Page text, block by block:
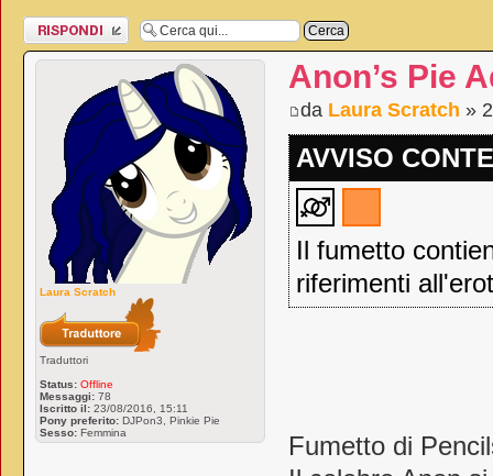
Rispondi al
messaggio
Anon’s Pie
da Laura Scratch »
AVVISO
Il fumetto
riferimenti
Fumetto di
Laura Scratch
Traduttori
Status: Offline
Messaggi: 78
Iscritto il: 23/08/2016, 15:11
Pony preferito: DJPon3, Pinkie Pie
Sesso: Femmina